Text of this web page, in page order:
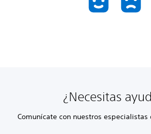
¿Necesitas
Comunícate con nuestros